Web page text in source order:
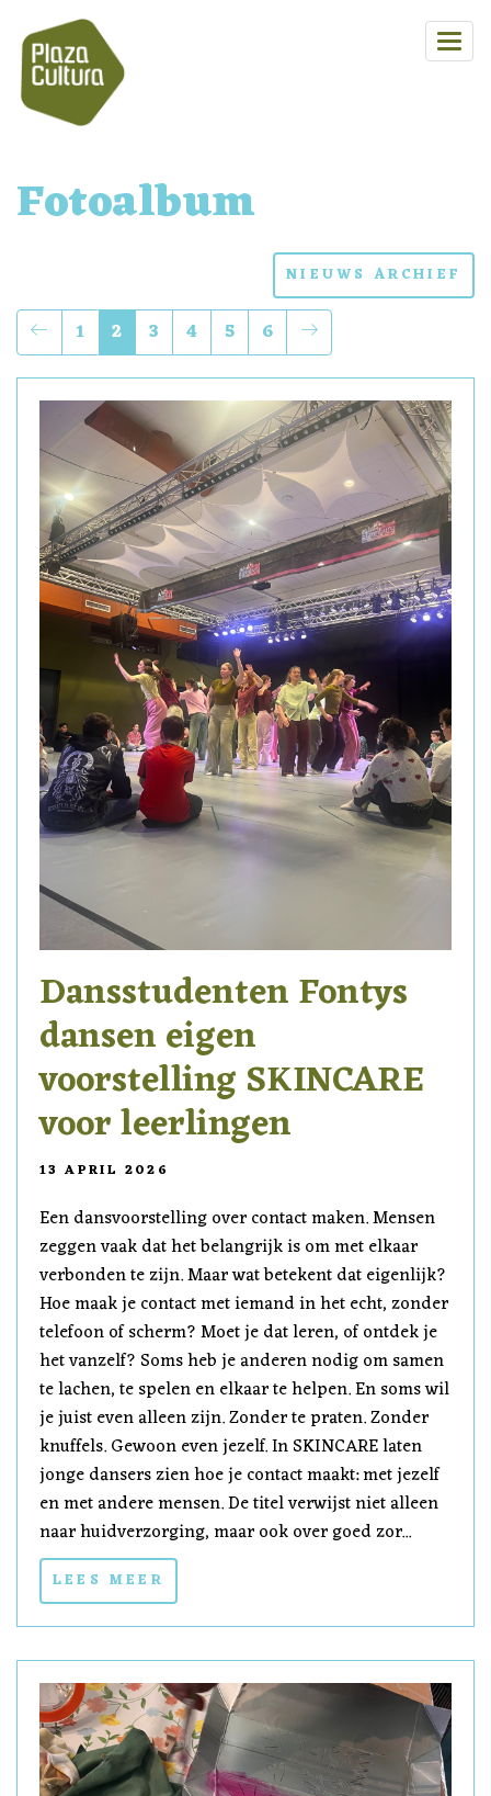
Fotoalbum
NIEUWS ARCHIEF
1 2 3 4 5 6
Dansstudenten Fontys
dansen eigen
voorstelling SKINCARE
voor leerlingen
13 APRIL 2026
Een dansvoorstelling over contact maken. Mensen
zeggen vaak dat het belangrijk is om met elkaar
verbonden te zijn. Maar wat betekent dat eigenlijk?
Hoe maak je contact met iemand in het echt, zonder
telefoon of scherm? Moet je dat leren, of ontdek je
het vanzelf? Soms heb je anderen nodig om samen
te lachen, te spelen en elkaar te helpen. En soms wil
je juist even alleen zijn. Zonder te praten. Zonder
knuffels. Gewoon even jezelf. In SKINCARE laten
jonge dansers zien hoe je contact maakt: met jezelf
en met andere mensen. De titel verwijst niet alleen
naar huidverzorging, maar ook over goed zor...
LEES MEER